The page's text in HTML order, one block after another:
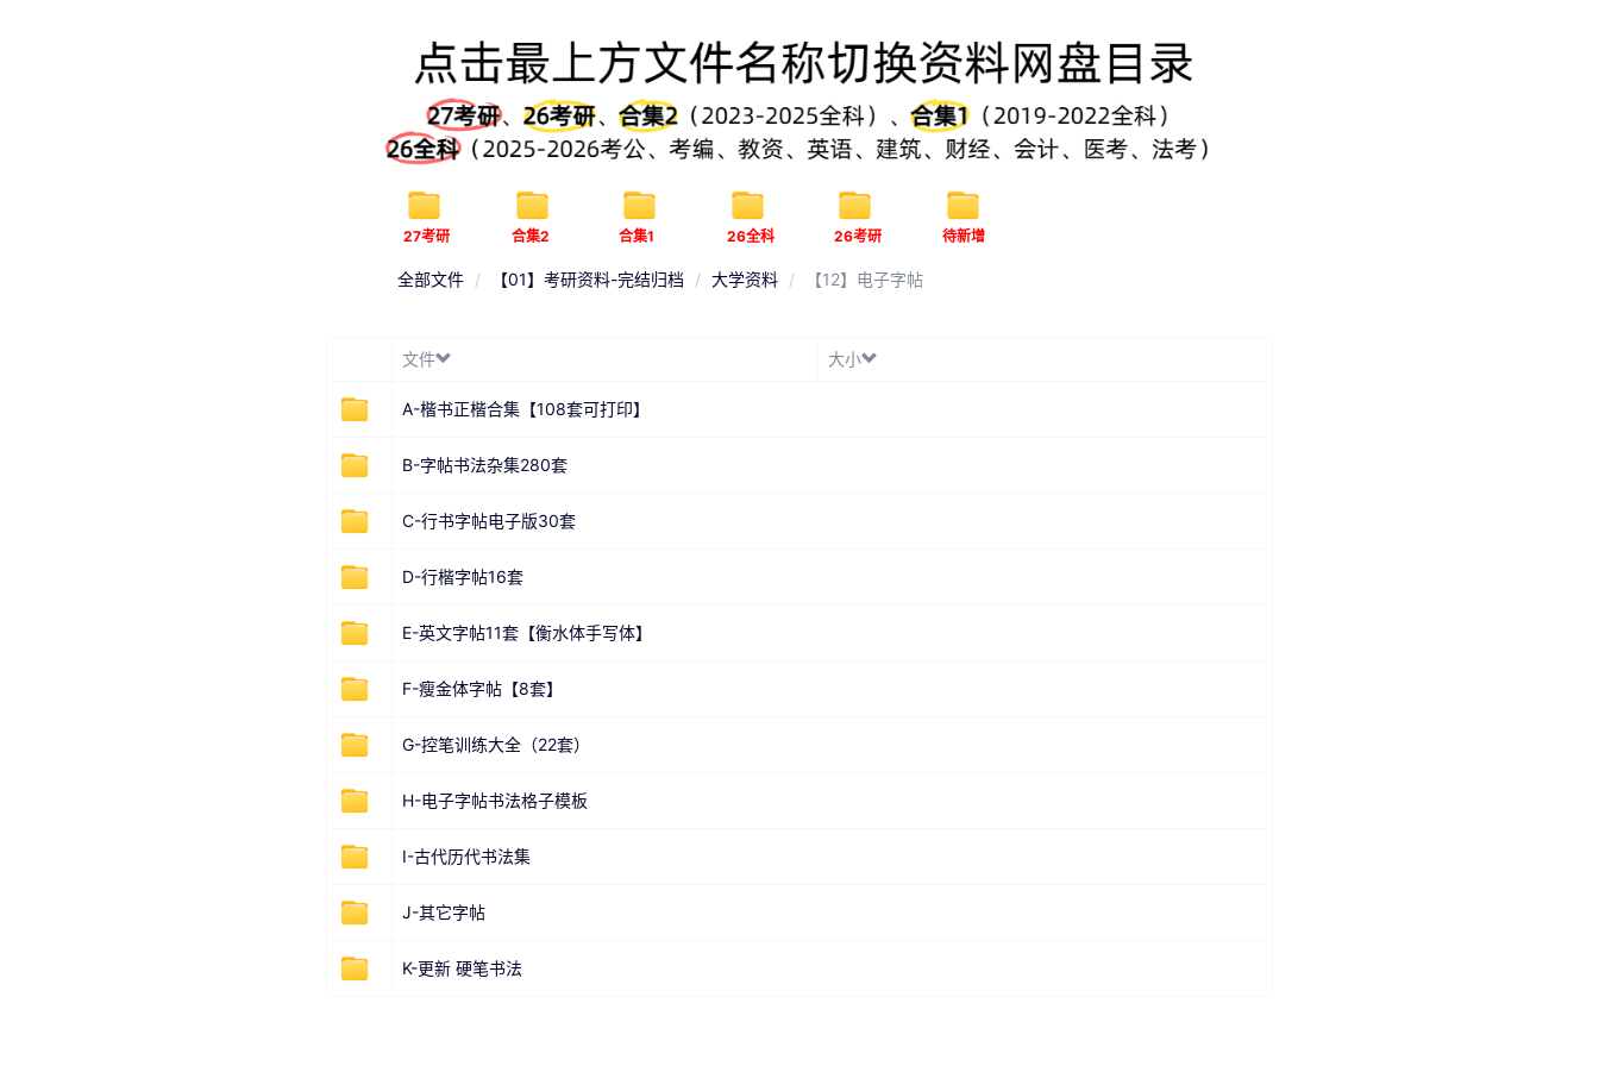
27考研 合集2 合集1 26全科 26考研 待新增
全部文件 【01】考研资料-完结归档 大学资料 【12】电子字帖
文件 大小
A-楷书正楷合集【108套可打印】
B-字帖书法杂集280套
C-行书字帖电子版30套
D-行楷字帖16套
E-英文字帖11套【衡水体手写体】
F-瘦金体字帖【8套】
G-控笔训练大全（22套）
H-电子字帖书法格子模板
I-古代历代书法集
J-其它字帖
K-更新 硬笔书法